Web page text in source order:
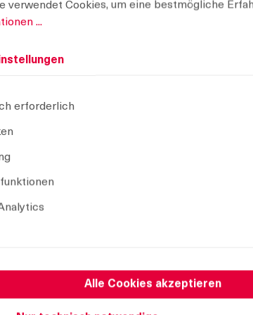
mit O-Ring, rechte Ausführung
verwendet Cookies, um eine bestmögliche
...
erforderlich
Alle Cookies akzeptieren